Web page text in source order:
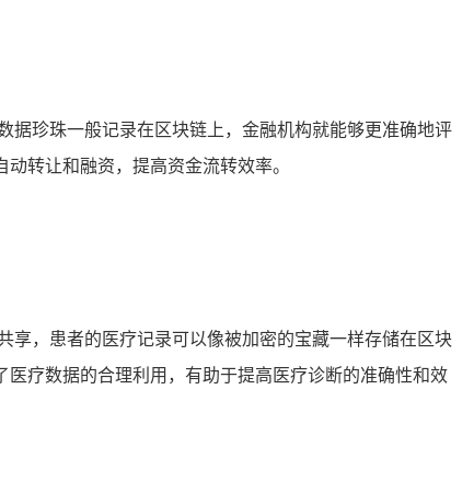
据珍珠一般记录在区块链上，金融机构就能够更准确地评
转让和融资，提高资金流转效率。
享，患者的医疗记录可以像被加密的宝藏一样存储在区块
疗数据的合理利用，有助于提高医疗诊断的准确性和效